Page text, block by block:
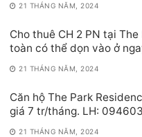
21 THÁNG NĂM, 2024
Cho thuê CH 2 PN tại
toàn có thể dọn vào ở
21 THÁNG NĂM, 2024
Căn hộ The Park
giá 7 tr/tháng. LH:
21 THÁNG NĂM, 2024